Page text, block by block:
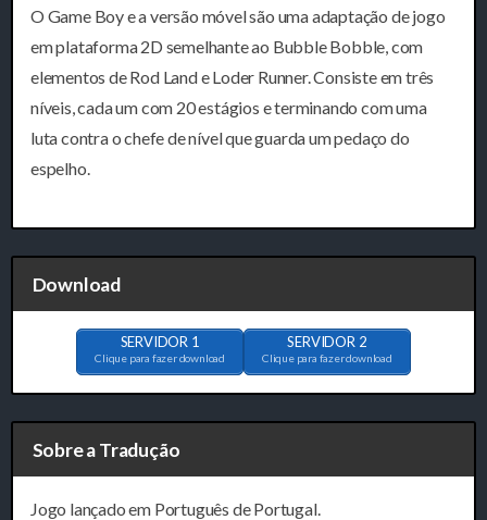
O Game Boy e a versão móvel são uma adaptação de jogo
em plataforma 2D semelhante ao Bubble Bobble, com
elementos de Rod Land e Loder Runner. Consiste em três
níveis, cada um com 20 estágios e terminando com uma
luta contra o chefe de nível que guarda um pedaço do
espelho.
Download
SERVIDOR 1
Clique para fazer download
SERVIDOR 2
Clique para fazer download
Sobre a Tradução
Jogo lançado em Português de Portugal.